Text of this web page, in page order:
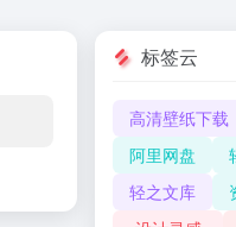
标签云
高清壁纸下载
阿里网盘
轻之文库